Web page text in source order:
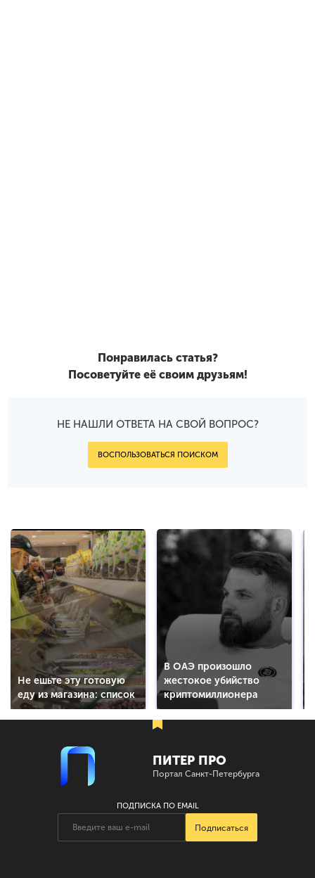
Понравилась статья?
Посоветуйте её своим друзьям!
НЕ НАШЛИ ОТВЕТА НА СВОЙ ВОПРОС?
ВОСПОЛЬЗОВАТЬСЯ ПОИСКОМ
Не ешьте эту готовую
еду из магазина: список
В ОАЭ произошло
жестокое убийство
криптомиллионера
ПИТЕР ПРО
Портал Санкт-Петербурга
ПОДПИСКА ПО EMAIL
Подписаться